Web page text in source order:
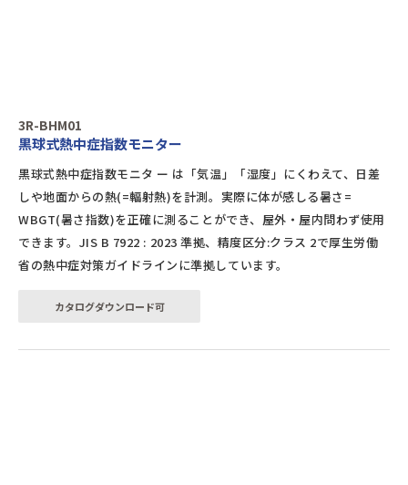
3R-BHM01
黒球式熱中症指数モニター
黒球式熱中症指数モニタ ー は「気温」「湿度」にくわえて、日差
しや地面からの熱(=輻射熱)を計測。実際に体が感しる暑さ=
WBGT(暑さ指数)を正確に測ることができ、屋外・屋内問わず使用
できます。JIS B 7922 : 2023 準拠、精度区分:クラス 2で厚生労働
省の熱中症対策ガイドラインに準拠しています。
カタログダウンロード可